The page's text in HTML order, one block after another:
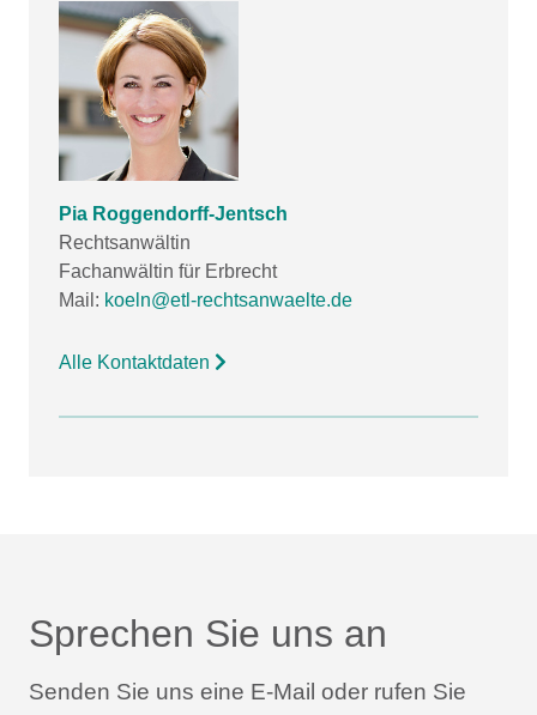
Pia Roggendorff-Jentsch
Rechtsanwältin
Fachanwältin für Erbrecht
Mail: koeln@etl-rechtsanwaelte.de
Alle Kontaktdaten
Sprechen Sie uns an
Senden Sie uns eine E-Mail oder rufen Sie